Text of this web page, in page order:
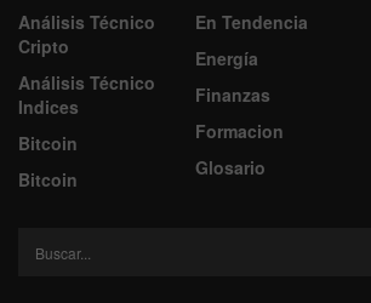
Análisis Técnico
Cripto
Análisis Técnico
Indices
Bitcoin
Bitcoin
En Tendencia
Energía
Finanzas
Formacion
Glosario